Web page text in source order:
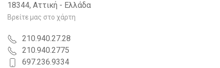
18344, Αττική - Ελλάδα
Βρείτε μας στο χάρτη
210.940.27.28
210.940.2775
697.236.9334